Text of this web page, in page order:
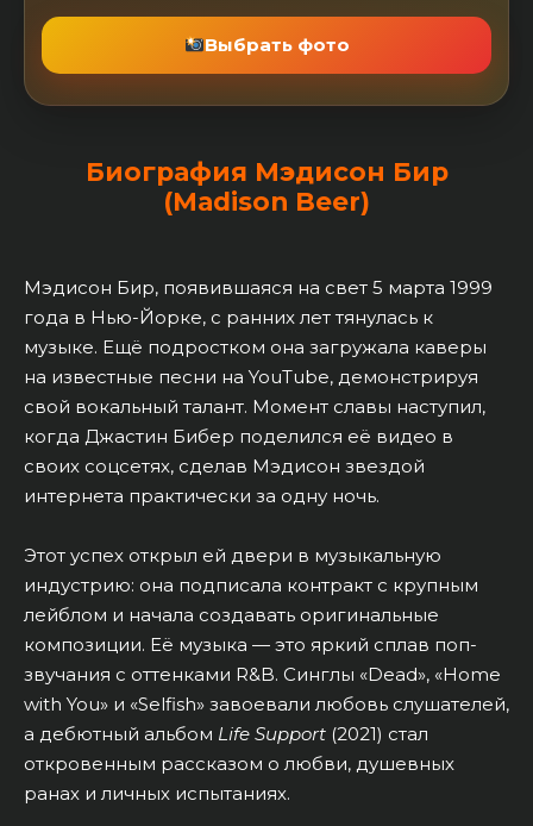
Выбрать фото
Биография Мэдисон Бир
(Madison Beer)
Мэдисон Бир, появившаяся на свет 5 марта 1999
года в Нью-Йорке, с ранних лет тянулась к
музыке. Ещё подростком она загружала каверы
на известные песни на YouTube, демонстрируя
свой вокальный талант. Момент славы наступил,
когда Джастин Бибер поделился её видео в
своих соцсетях, сделав Мэдисон звездой
интернета практически за одну ночь.
Этот успех открыл ей двери в музыкальную
индустрию: она подписала контракт с крупным
лейблом и начала создавать оригинальные
композиции. Её музыка — это яркий сплав поп-
звучания с оттенками R&B. Синглы «Dead», «Home
with You» и «Selfish» завоевали любовь слушателей,
а дебютный альбом Life Support (2021) стал
откровенным рассказом о любви, душевных
ранах и личных испытаниях.